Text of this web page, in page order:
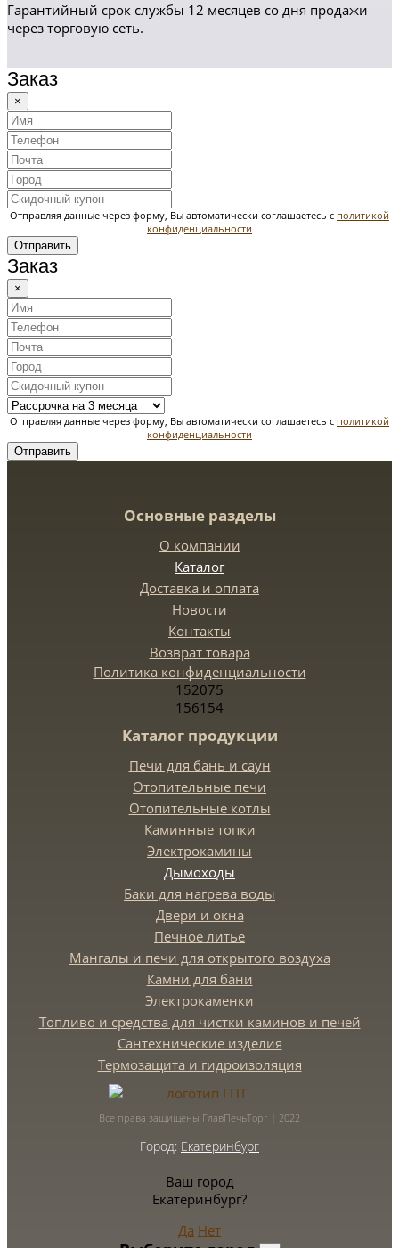
Гарантийный срок службы 12 месяцев со дня продажи
через торговую сеть.
Заказ
×
Отправляя данные через форму, Вы автоматически соглашаетесь с политикой
конфиденциальности
Отправить
Заказ
×
Отправляя данные через форму, Вы автоматически соглашаетесь с политикой
конфиденциальности
Отправить
Основные разделы
О компании
Каталог
Доставка и оплата
Новости
Контакты
Возврат товара
Политика конфиденциальности
152075
156154
Каталог продукции
Печи для бань и саун
Отопительные печи
Отопительные котлы
Каминные топки
Электрокамины
Дымоходы
Баки для нагрева воды
Двери и окна
Печное литье
Мангалы и печи для открытого воздуха
Камни для бани
Электрокаменки
Топливо и средства для чистки каминов и печей
Сантехнические изделия
Термозащита и гидроизоляция
Все права защищены ГлавПечьТорг | 2022
Город: Екатеринбург
Ваш город
Екатеринбург?
Да Нет